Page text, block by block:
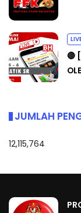
🔴
JUMLAH
12,115,764